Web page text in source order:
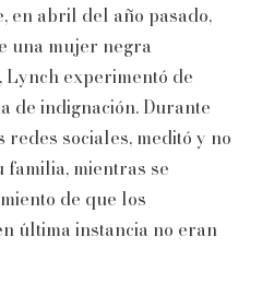
en abril del año pasado,
una mujer negra
experimentó de
de indignación. Durante
redes sociales, meditó y no
familia, mientras se
de que los
última instancia no eran